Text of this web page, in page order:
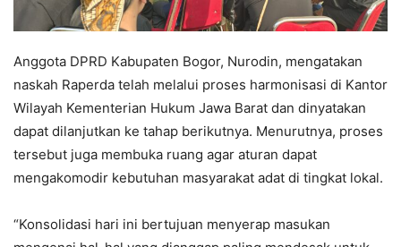
Anggota DPRD Kabupaten Bogor, Nurodin, mengatakan
naskah Raperda telah melalui proses harmonisasi di Kantor
Wilayah Kementerian Hukum Jawa Barat dan dinyatakan
dapat dilanjutkan ke tahap berikutnya. Menurutnya, proses
tersebut juga membuka ruang agar aturan dapat
mengakomodir kebutuhan masyarakat adat di tingkat lokal.
“Konsolidasi hari ini bertujuan menyerap masukan